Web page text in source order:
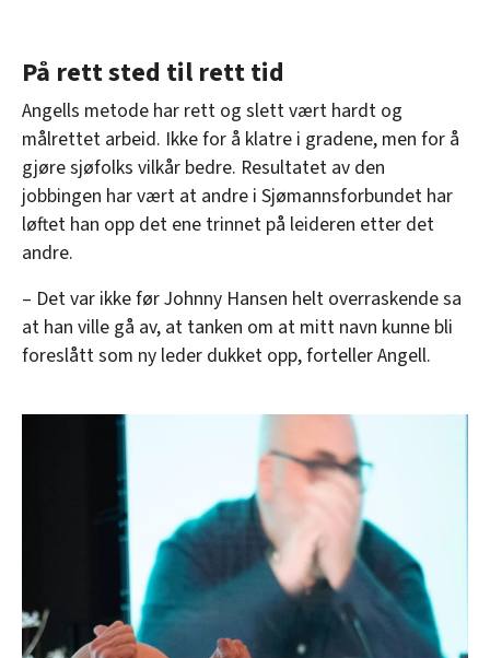
På rett sted til rett tid
Angells metode har rett og slett vært hardt og
målrettet arbeid. Ikke for å klatre i gradene, men for å
gjøre sjøfolks vilkår bedre. Resultatet av den
jobbingen har vært at andre i Sjømannsforbundet har
løftet han opp det ene trinnet på leideren etter det
andre.
– Det var ikke før Johnny Hansen helt overraskende sa
at han ville gå av, at tanken om at mitt navn kunne bli
foreslått som ny leder dukket opp, forteller Angell.